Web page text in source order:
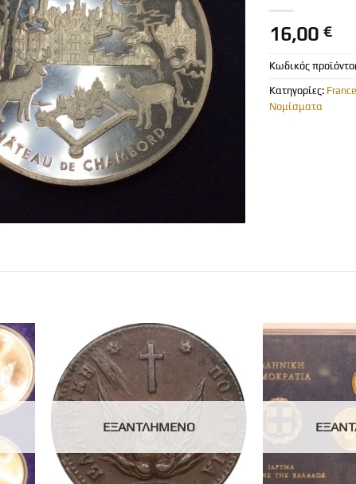
16,00 €
Κωδικός
Κατηγορίες: France
Νομίσματα
ΕΞΑΝΤΛΗΜΈΝΟ